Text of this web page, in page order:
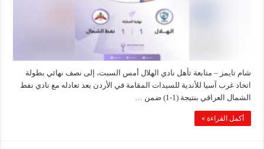
شام تايمز – متابعة تأهل نادي الهلال أمس السبت، إلى نصف نهائي بطولة
اتحاد غرب آسيا للأندية للسيدات المقامة في الأردن بعد تعادله مع نادي نفط
الشمال العراقي بنتيجة (1-1) ضمن …
أكمل القراءة »